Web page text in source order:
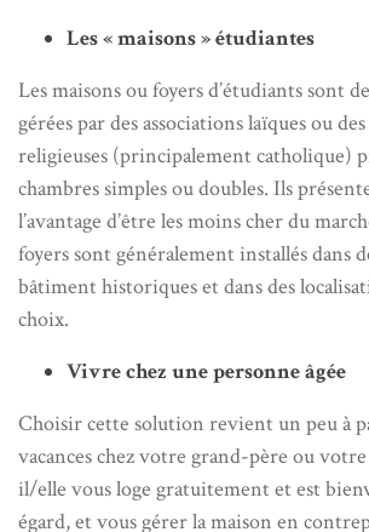
Les « maisons » étudiantes
Les maisons ou foyers d’étudiants sont
gérées par des associations laïques ou
religieuses (principalement catholique)
chambres simples ou doubles. Ils
l’avantage d’être les moins cher du
foyers sont généralement installés dans
bâtiment historiques et dans des
choix.
Vivre chez une personne âgée
Choisir cette solution revient un peu à
vacances chez votre grand-père ou
il/elle vous loge gratuitement et est
égard, et vous gérer la maison en